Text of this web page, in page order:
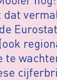
dat
te